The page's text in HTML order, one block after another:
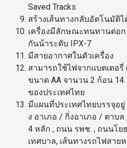
Saved Tracks
สร้างเส้นทางกลับอัตโนมัติไ
เครื่องมีลักษณะทนทานต่อก
กันน้าระดับ IPX-7
มีสายอากาศในตัวเครื่อง
สามารถใช้ไฟจากแบตเตอรี่
ขนาด AA จานวน 2 ก้อน
ของประเทศไทย
มีแผนที่ประเทศไทยบรรจุอ
ง อาเภอ / กิ่งอาเภอ / ตาบ
4 หลัก , ถนน รพช. , ถนนโย
เทศบาล, เส้นทางรถไฟสาย